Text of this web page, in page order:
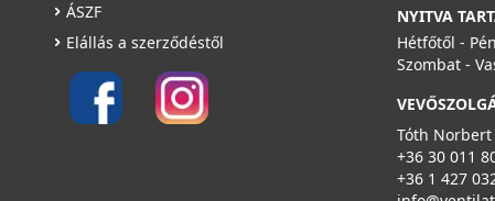
ÁSZF
Elállás a szerződéstől
NYITVA
Hétfőtől -
Szombat -
Tóth Norbert
+36 30 011
+36 1 427